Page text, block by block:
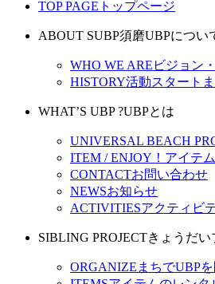
TOP PAGE トップページ
ABOUT SUBP須磨UBPについ
WHO WE ARE ビジョン
HISTORY活動スタート
WHAT’S UBP ?UBPとは
UNIVERSAL BEACH
ITEM / ENJOY！ アイテ
CONTACTお問い合わせ
NEWSお知らせ
ACTIVITIESアクティビ
SIBLING PROJECTきょうだい
ORGANIZE まちでUBP